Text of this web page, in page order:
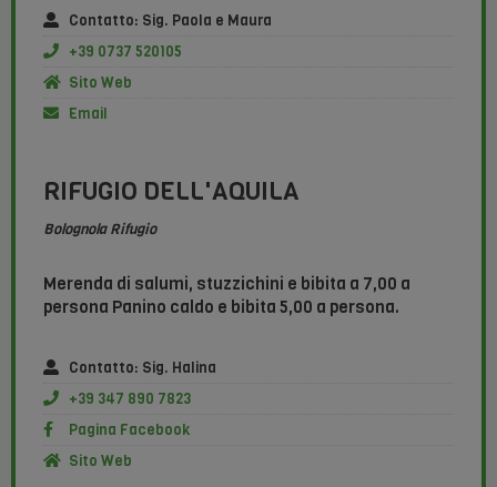
Contatto: Sig. Paola e Maura
+39 0737 520105
Sito Web
Email
RIFUGIO DELL'AQUILA
Bolognola Rifugio
Merenda di salumi, stuzzichini e bibita a 7,00 a
persona Panino caldo e bibita 5,00 a persona.
Contatto: Sig. Halina
+39 347 890 7823
Pagina Facebook
Sito Web